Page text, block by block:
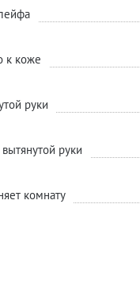
к коже
руки
руки
комнату